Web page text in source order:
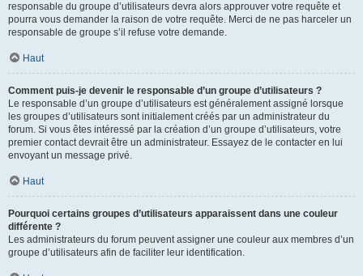
responsable du groupe d’utilisateurs devra alors approuver votre requête et
pourra vous demander la raison de votre requête. Merci de ne pas harceler un
responsable de groupe s’il refuse votre demande.
Haut
Comment puis-je devenir le responsable d’un groupe d’utilisateurs ?
Le responsable d’un groupe d’utilisateurs est généralement assigné lorsque
les groupes d’utilisateurs sont initialement créés par un administrateur du
forum. Si vous êtes intéressé par la création d’un groupe d’utilisateurs, votre
premier contact devrait être un administrateur. Essayez de le contacter en lui
envoyant un message privé.
Haut
Pourquoi certains groupes d’utilisateurs apparaissent dans une couleur
différente ?
Les administrateurs du forum peuvent assigner une couleur aux membres d’un
groupe d’utilisateurs afin de faciliter leur identification.